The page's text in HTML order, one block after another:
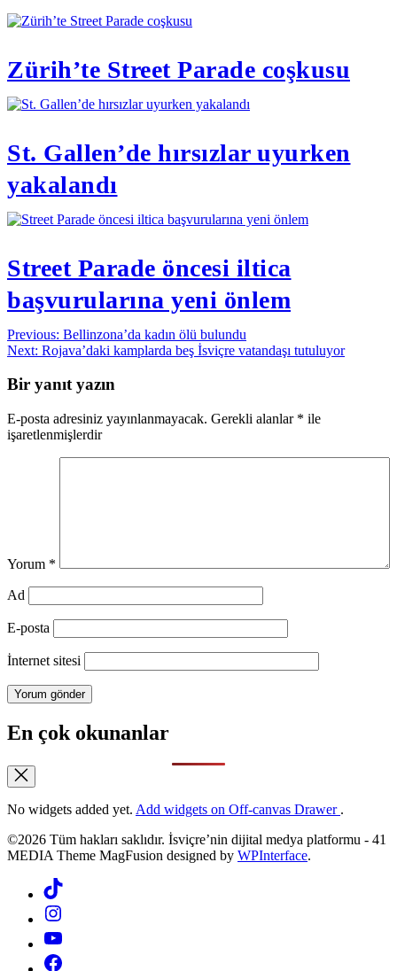
Zürih’te Street Parade coşkusu
St. Gallen’de hırsızlar uyurken
yakalandı
Street Parade öncesi iltica
başvurularına yeni önlem
Yazı
gezinmesi
Previous: Bellinzona’da kadın ölü bulundu
Next: Rojava’daki kamplarda beş İsviçre vatandaşı tutuluyor
Bir yanıt yazın
E-posta adresiniz yayınlanmayacak. Gerekli alanlar * ile
işaretlenmişlerdir
Yorum *
Ad
E-posta
İnternet sitesi
En çok okunanlar
No widgets added yet. Add widgets on Off-canvas Drawer .
©2026 Tüm hakları saklıdır. İsviçre’nin dijital medya platformu - 41
MEDIA Theme MagFusion designed by WPInterface.
Tiktok
Instagram
YouTube
Facebook